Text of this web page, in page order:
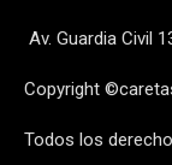
Av. Guardia Civil
Copyright
Todos los